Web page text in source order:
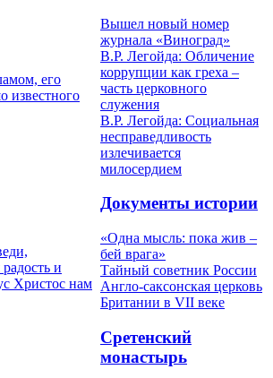
его
известного
и
Христос нам
Вышел новый номер
журнала «Виноград»
В.Р. Легойда: Обличение
коррупции как греха –
часть церковного
служения
В.Р. Легойда: Социальная
несправедливость
излечивается
милосердием
Документы истории
«Одна мысль: пока жив –
бей врага»
Тайный советник России
Англо-саксонская церковь
Британии в VII веке
Сретенский
монастырь